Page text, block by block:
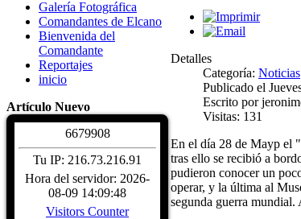
Galería Fotográfica
Comandantes de Elcano
Bienvenida del
Comandante
Reportajes
inicio
Artículo Nuevo
6679908
Tu IP: 216.73.216.91
Hora del servidor: 2026-
08-09 14:09:48
Visitors Counter
Actividades de la
Martes, 10 Enero 2012
EXPOSICIONES,
DAMNIFICADOS
CALENDARIO DE
Biografía
Sábado, 04
Juan Sebastián de
Sábado, 04
CARACTERÍSTICAS -
buque. DATOS
LARRINAGA
Detalles
Categoría: Noticias
Publicado el
Escrito por
Visitas: 131
En el día 28 de Mayp el
tras ello se recibió a
pudieron conocer un
operar, y la última al
segunda guerra mundial.